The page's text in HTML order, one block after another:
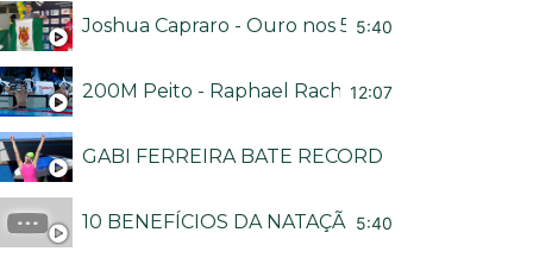
Joshua Capraro - Ouro nos 50M livre no
5:40
200M Peito - Raphael Rached no Troféu Brasil
12:07
GABI FERREIRA BATE RECORDE BRASILEIRO
10 BENEFÍCIOS DA NATAÇÃO - CANAL NADA
5:40